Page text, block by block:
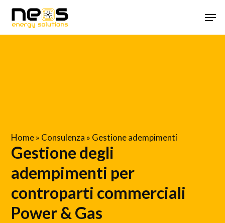
Skip
main
Home» Consulenza » Gestione adempimenti
Gestione degli
adempimenti per
controparti commerciali
Power & Gas